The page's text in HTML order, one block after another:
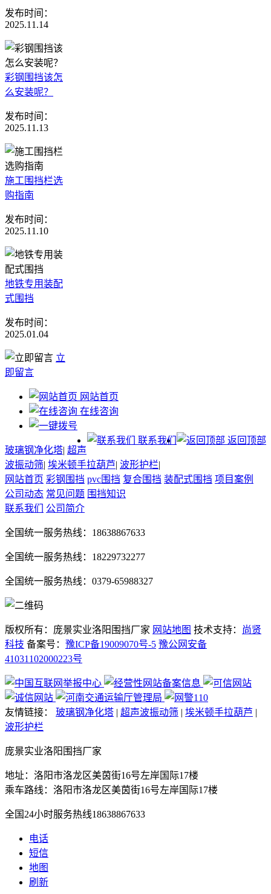
发布时间：
2025.11.14
彩钢围挡该怎
么安装呢？
发布时间：
2025.11.13
施工围挡栏选
购指南
发布时间：
2025.11.10
地铁专用装配
式围挡
发布时间：
2025.01.04
立
即留言
网站首页
在线咨询
返回顶部
联系我们
玻璃钢净化塔| 超声
波振动筛| 埃米顿手拉葫芦| 波形护栏|
网站首页 彩钢围挡 pvc围挡 复合围挡 装配式围挡 项目案例
公司动态 常见问题 围挡知识
联系我们
公司简介
全国统一服务热线：18638867633
全国统一服务热线：18229732277
全国统一服务热线：0379-65988327
版权所有：庞景实业洛阳围挡厂家 网站地图 技术支持：
尚贤
科技 备案号： 豫ICP备19009070号-5 豫公网安备
41031102000223号
友情链接： 玻璃钢净化塔 | 超声波振动筛 | 埃米顿手拉葫芦 |
波形护栏
庞景实业洛阳围挡厂家
地址：洛阳市洛龙区美茵街16号左岸国际17楼
乘车路线：洛阳市洛龙区美茵街16号左岸国际17楼
全国24小时服务热线18638867633
电话
短信
地图
刷新